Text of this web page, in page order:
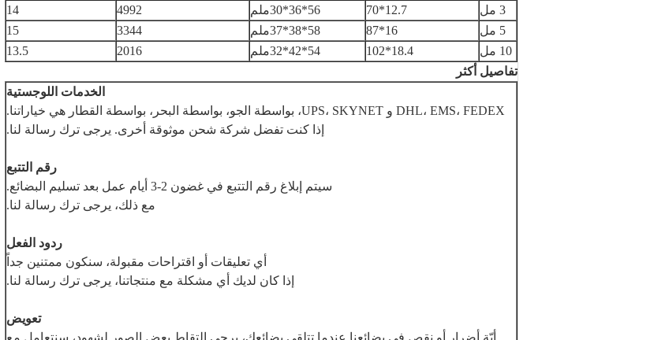
3 مل
12.7*70 56*36*30ملم 4992
14
5 مل
16*87 58*38*37ملم 3344
15
10 مل
18.4*102 54*42*32ملم 2016
13.5
تفاصيل أكثر
الخدمات اللوجستية
DHL، EMS، FEDEX و UPS، SKYNET، بواسطة الجو، بواسطة البحر، بواسطة القطار هي خياراتنا.
إذا كنت تفضل شركة شحن موثوقة أخرى. يرجى ترك رسالة لنا.
رقم التتبع
سيتم إبلاغ رقم التتبع في غضون 2-3 أيام عمل بعد تسليم البضائع.
مع ذلك، يرجى ترك رسالة لنا.
ردود الفعل
أي تعليقات أو اقتراحات مقبولة، سنكون ممتنين جداً
إذا كان لديك أي مشكلة مع منتجاتنا، يرجى ترك رسالة لنا.
تعويض
أيّة أضرار أو نقص في بضائعنا عندما تتلقى بضائعك، يرجى التقاط بعض الصور لشهود، سنتعامل مع